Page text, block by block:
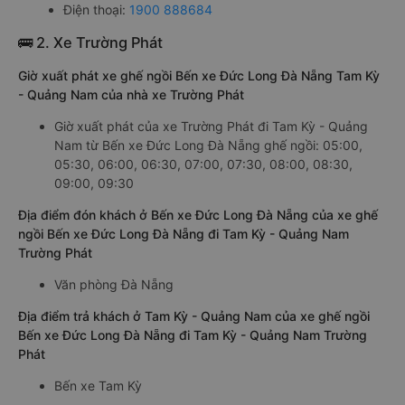
Điện thoại: 1900 888684
🚌 2. Xe Trường Phát
Giờ xuất phát xe ghế ngồi Bến xe Đức Long Đà Nẵng Tam Kỳ
- Quảng Nam của nhà xe Trường Phát
Giờ xuất phát của xe Trường Phát đi Tam Kỳ - Quảng
Nam từ Bến xe Đức Long Đà Nẵng ghế ngồi: 05:00,
05:30, 06:00, 06:30, 07:00, 07:30, 08:00, 08:30,
09:00, 09:30
Địa điểm đón khách ở Bến xe Đức Long Đà Nẵng của xe ghế
ngồi Bến xe Đức Long Đà Nẵng đi Tam Kỳ - Quảng Nam
Trường Phát
Văn phòng Đà Nẵng
Địa điểm trả khách ở Tam Kỳ - Quảng Nam của xe ghế ngồi
Bến xe Đức Long Đà Nẵng đi Tam Kỳ - Quảng Nam Trường
Phát
Bến xe Tam Kỳ